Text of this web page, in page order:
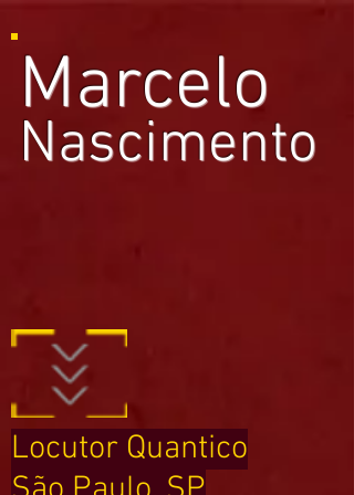
Marcelo
Nascimento
Locutor Quantico